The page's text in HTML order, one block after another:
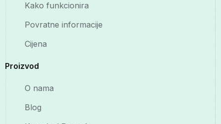
Kako funkcionira
Povratne informacije
Cijena
Proizvod
O nama
Blog